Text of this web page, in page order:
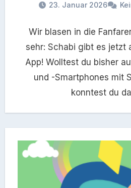
23. Januar 2026
Wir blasen in die
sehr: Schabi gibt es jetzt
App! Wolltest du bisher
und -Smartphones mit
konntest du